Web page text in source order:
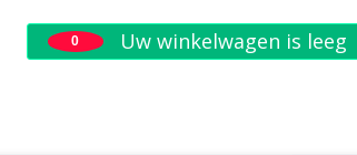
0 Uw winkelwagen is leeg